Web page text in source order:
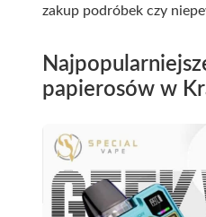
zakup podróbek czy
papierosów w